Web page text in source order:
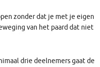
zonder dat je met je eigen
van het paard dat niet
drie deelnemers gaat de